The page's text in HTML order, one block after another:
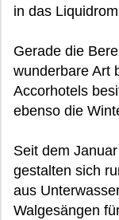
in das
Gerade die
wunderbare Art
Accorhotels
ebenso die
Seit dem
gestalten sich
aus
Walgesängen